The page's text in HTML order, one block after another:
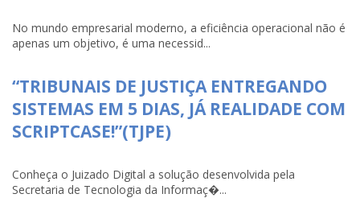
No mundo empresarial moderno, a eficiência operacional não é
apenas um objetivo, é uma necessid...
“TRIBUNAIS DE JUSTIÇA ENTREGANDO
SISTEMAS EM 5 DIAS, JÁ REALIDADE COM
SCRIPTCASE!”(TJPE)
Conheça o Juizado Digital a solução desenvolvida pela
Secretaria de Tecnologia da Informaç�...